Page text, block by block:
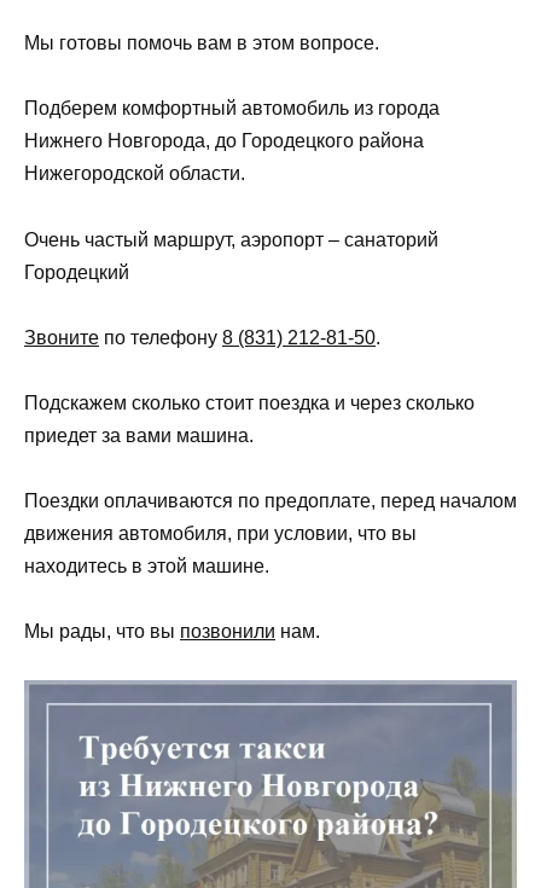
Мы готовы помочь вам в этом вопросе.
Подберем комфортный автомобиль из города
Нижнего Новгорода, до Городецкого района
Нижегородской области.
Очень частый маршрут, аэропорт – санаторий
Городецкий
Звоните по телефону 8 (831) 212-81-50.
Подскажем сколько стоит поездка и через сколько
приедет за вами машина.
Поездки оплачиваются по предоплате, перед началом
движения автомобиля, при условии, что вы
находитесь в этой машине.
Мы рады, что вы позвонили нам.